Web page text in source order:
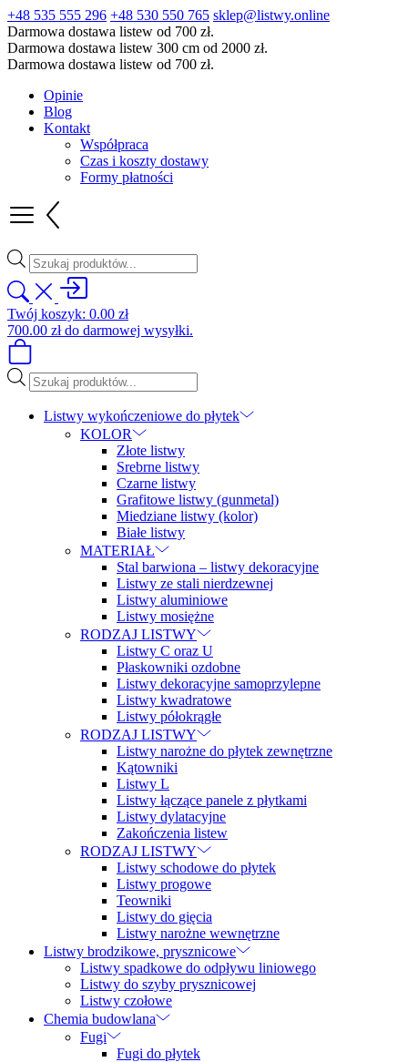
+48 535 555 296 +48 530 550 765 sklep@listwy.online
Darmowa dostawa listew od 700 zł.
Darmowa dostawa listew 300 cm od 2000 zł.
Darmowa dostawa listew od 700 zł.
Opinie
Blog
Kontakt
Współpraca
Czas i koszty dostawy
Formy płatności
Wyszukiwarka
produktów
Twój koszyk: 0.00 zł
700.00 złdo darmowej wysyłki.
Wyszukiwarka
produktów
Listwy wykończeniowe do płytek
KOLOR
Złote listwy
Srebrne listwy
Czarne listwy
Grafitowe listwy (gunmetal)
Miedziane listwy (kolor)
Białe listwy
MATERIAŁ
Stal barwiona – listwy dekoracyjne
Listwy ze stali nierdzewnej
Listwy aluminiowe
Listwy mosiężne
RODZAJ LISTWY
Listwy C oraz U
Płaskowniki ozdobne
Listwy dekoracyjne samoprzylepne
Listwy kwadratowe
Listwy półokrągłe
RODZAJ LISTWY
Listwy narożne do płytek zewnętrzne
Kątowniki
Listwy L
Listwy łączące panele z płytkami
Listwy dylatacyjne
Zakończenia listew
RODZAJ LISTWY
Listwy schodowe do płytek
Listwy progowe
Teowniki
Listwy do gięcia
Listwy narożne wewnętrzne
Listwy brodzikowe, prysznicowe
Listwy spadkowe do odpływu liniowego
Listwy do szyby prysznicowej
Listwy czołowe
Chemia budowlana
Fugi
Fugi do płytek